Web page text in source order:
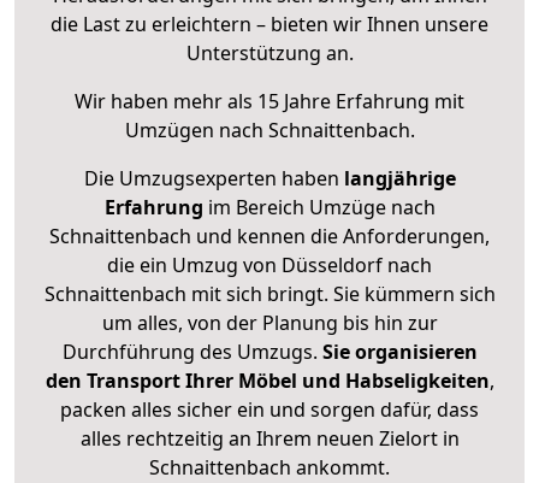
die Last zu erleichtern – bieten wir Ihnen unsere
Unterstützung an.
Wir haben mehr als 15 Jahre Erfahrung mit
Umzügen nach Schnaittenbach.
Die Umzugsexperten haben langjährige
Erfahrung im Bereich Umzüge nach
Schnaittenbach und kennen die Anforderungen,
die ein Umzug von Düsseldorf nach
Schnaittenbach mit sich bringt. Sie kümmern sich
um alles, von der Planung bis hin zur
Durchführung des Umzugs. Sie organisieren
den Transport Ihrer Möbel und Habseligkeiten,
packen alles sicher ein und sorgen dafür, dass
alles rechtzeitig an Ihrem neuen Zielort in
Schnaittenbach ankommt.